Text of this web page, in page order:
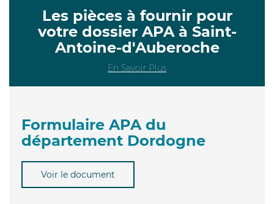
Les pièces à fournir pour
votre dossier APA à Saint-
Antoine-d'Auberoche
En Savoir Plus
Formulaire APA du
département Dordogne
Voir le document